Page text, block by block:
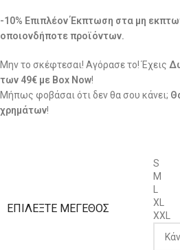
-10% Επιπλέον Έκπτωση στα μη
οποιονδήποτε προϊόντων.
Μην το σκέφτεσαι! Αγόρασε το! Έχεις
των 49€ με Box Now!
Μήπως φοβάσαι ότι δεν θα σου κάνει;
χρημάτων!
ΕΠΙΛΈΞΤΕ ΜΈΓΕΘΟΣ
S
M
L
XL
XXL